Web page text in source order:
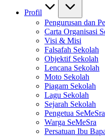
Profil
Pengurusan dan
Carta Organisasi
Visi & Misi
Falsafah Sekolah
Objektif Sekolah
Lencana Sekolah
Moto Sekolah
Piagam Sekolah
Lagu Sekolah
Sejarah Sekolah
Pengetua SeMeSra
Warga SeMeSra
Persatuan Ibu